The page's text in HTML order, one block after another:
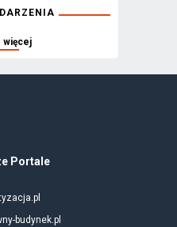
więcej
Portale
budynek.pl